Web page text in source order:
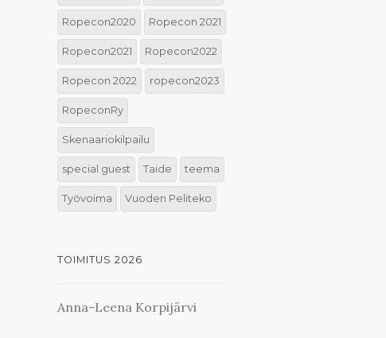
Ropecon2020 Ropecon 2021
Ropecon2021 Ropecon2022
Ropecon 2022 ropecon2023
RopeconRy
Skenaariokilpailu
special guest Taide teema
Työvoima Vuoden Peliteko
TOIMITUS 2026
Anna-Leena Korpijärvi